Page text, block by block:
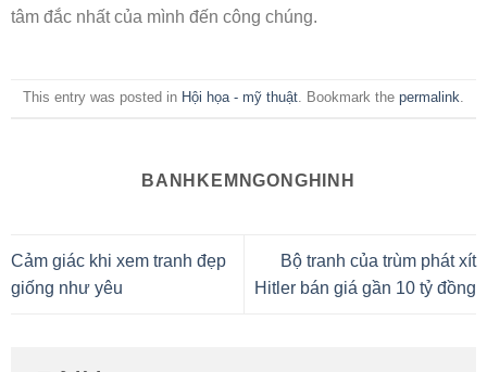
tâm đắc nhất của mình đến công chúng.
This entry was posted in Hội họa - mỹ thuật . Bookmark the permalink
BANHKEMNGONGHINH
Cảm giác khi xem tranh đẹp
giống như yêu
Bộ tranh của trùm phát xít
Hitler bán giá gần 10 tỷ đồng